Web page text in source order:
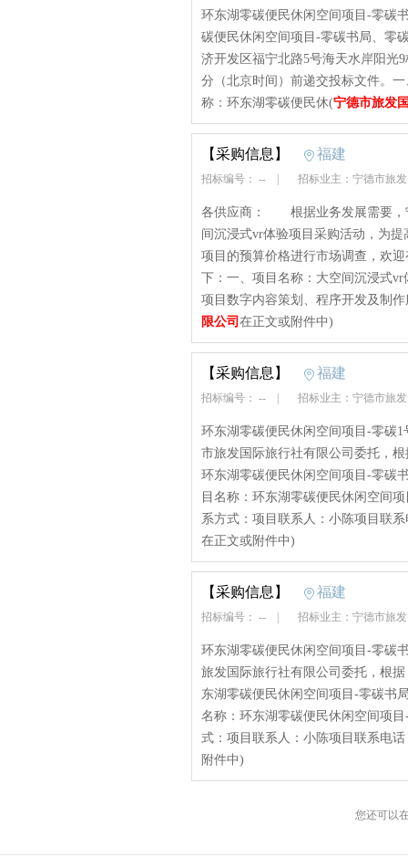
环东湖零碳便民休闲空间项目-零碳
碳便民休闲空间项目-零碳书局、零
济开发区福宁北路5号海天水岸阳光
分（北京时间）前递交投标文件。
称：环东湖零碳便民休(宁德市旅发
【采购信息】 福建
招标编号： -- 招标业主：宁德市旅
各供应商： 根据业务发展需要，
间沉浸式vr体验项目采购活动，为
项目的预算价格进行市场调查，欢
下：一、项目名称：大空间沉浸式
项目数字内容策划、程序开发及制
限公司 在正文或附件中)
【采购信息】 福建
招标编号： -- 招标业主：宁德市旅
环东湖零碳便民休闲空间项目-零碳
市旅发国际旅行社有限公司委托，
环东湖零碳便民休闲空间项目-零碳
目名称：环东湖零碳便民休闲空间
系方式：项目联系人：小陈项目联系
在正文或附件中)
【采购信息】 福建
招标编号： -- 招标业主：宁德市旅
环东湖零碳便民休闲空间项目-零碳
旅发国际旅行社有限公司委托，根
东湖零碳便民休闲空间项目-零碳书
名称：环东湖零碳便民休闲空间项
式：项目联系人：小陈项目联系电
附件中)
您还可以